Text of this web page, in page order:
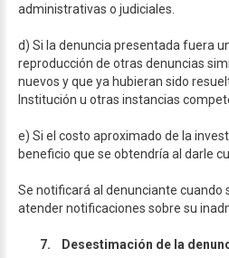
administrativas o judiciales.
d) Si la denuncia presentada fuera
reproducción de otras denuncias
nuevos y que ya hubieran sido
Institución u otras instancias
e) Si el costo aproximado de la
beneficio que se obtendría al darle
Se notificará al denunciante cuando
atender notificaciones sobre su
7. Desestimación de la